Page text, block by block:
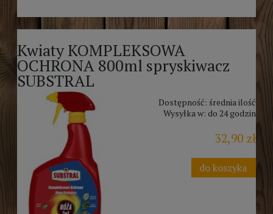
Kwiaty KOMPLEKSOWA
OCHRONA 800ml spryskiwacz
SUBSTRAL
Dostępność: średnia ilość
Wysyłka w: do 24 godzin
32,90 zł
do koszyka